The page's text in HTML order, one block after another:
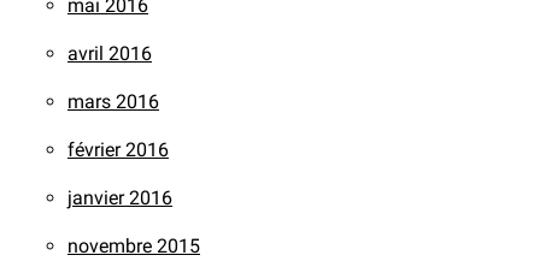
mai 2016
avril 2016
mars 2016
février 2016
janvier 2016
novembre 2015